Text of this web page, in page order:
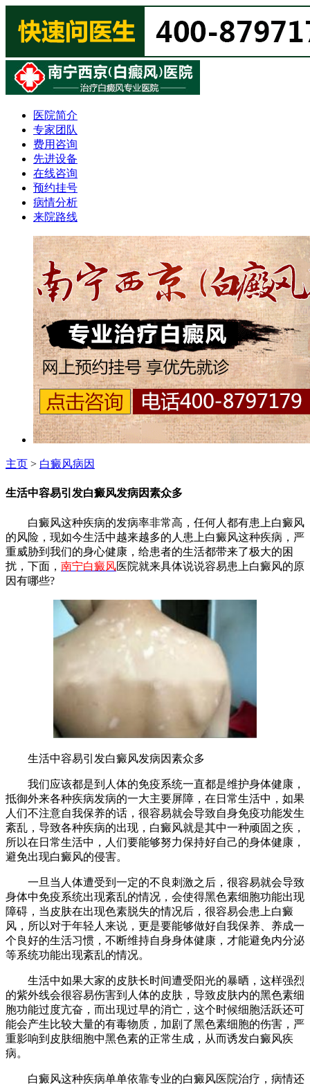
医院简介
专家团队
费用咨询
先进设备
在线咨询
预约挂号
病情分析
来院路线
主页 > 白癜风病因
生活中容易引发白癜风发病因素众多
白癜风这种疾病的发病率非常高，任何人都有患上白癜风
的风险，现如今生活中越来越多的人患上白癜风这种疾病，严
重威胁到我们的身心健康，给患者的生活都带来了极大的困
扰，下面， 南宁白癜风医院就来具体说说容易患上白癜风的原
因有哪些?
生活中容易引发白癜风发病因素众多
我们应该都是到人体的免疫系统一直都是维护身体健康，
抵御外来各种疾病发病的一大主要屏障，在日常生活中，如果
人们不注意自我保养的话，很容易就会导致自身免疫功能发生
紊乱，导致各种疾病的出现，白癜风就是其中一种顽固之疾，
所以在日常生活中，人们要能够努力保持好自己的身体健康，
避免出现白癜风的侵害。
一旦当人体遭受到一定的不良刺激之后，很容易就会导致
身体中免疫系统出现紊乱的情况，会使得黑色素细胞功能出现
障碍，当皮肤在出现色素脱失的情况后，很容易会患上白癜
风，所以对于年轻人来说，更是要能够做好自我保养、养成一
个良好的生活习惯，不断维持自身身体健康，才能避免内分泌
等系统功能出现紊乱的情况。
生活中如果大家的皮肤长时间遭受阳光的暴晒，这样强烈
的紫外线会很容易伤害到人体的皮肤，导致皮肤内的黑色素细
胞功能过度亢奋，而出现过早的消亡，这个时候细胞活跃还可
能会产生比较大量的有毒物质，加剧了黑色素细胞的伤害，严
重影响到皮肤细胞中黑色素的正常生成，从而诱发白癜风疾
病。
白癜风这种疾病单单依靠专业的白癜风医院治疗，病情还